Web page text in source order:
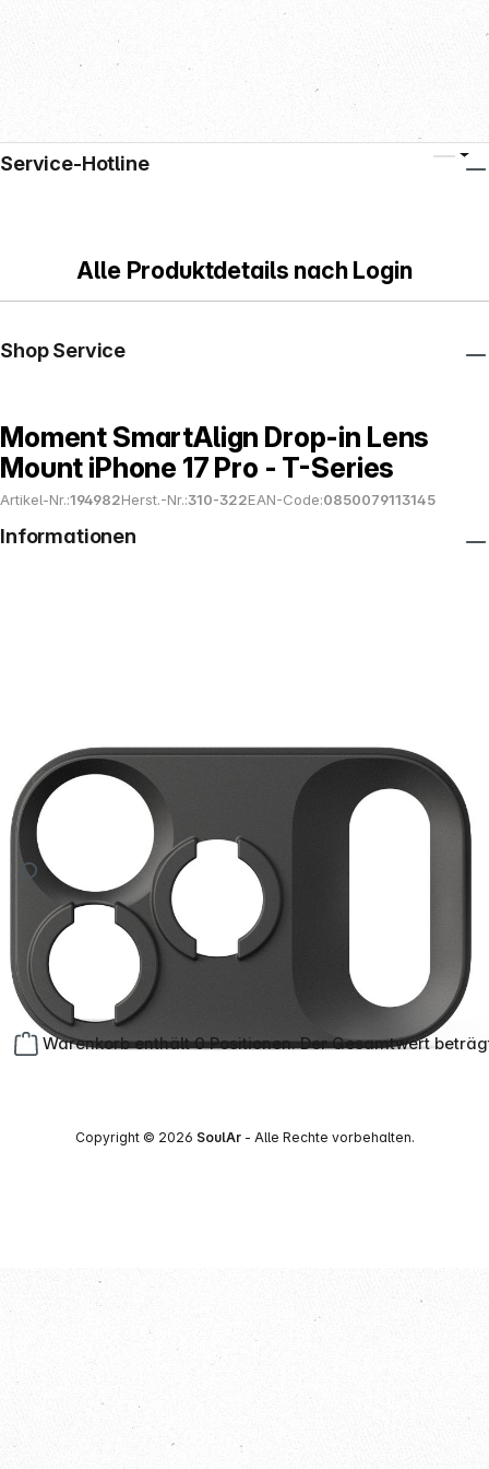
Warenkorb enthält 0 Positionen. Der Gesamtwert
Alle Produktdetails nach Login
Moment SmartAlign Drop-in Lens
Mount iPhone 17 Pro - T-Series
Artikel-Nr.:194982Herst.-Nr.:310-322EAN-Code:0850079113145
Service-Hotline
Shop Service
Informationen
Copyright © 2026 SoulAr- Alle Rechte vorbehalten.